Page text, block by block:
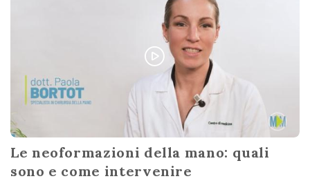
Le neoformazioni della mano: quali
sono e come intervenire